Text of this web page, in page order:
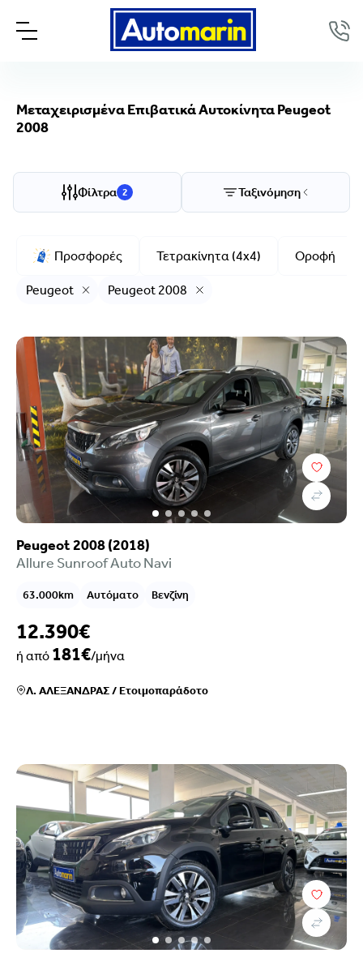
Μεταχειρισμένα Επιβατικά Αυτοκίνητα Peugeot
2008
Φίλτρα 2 Ταξινόμηση
Προσφορές Τετρακίνητα (4x4) Οροφή
Peugeot Peugeot 2008
Peugeot 2008 (2018)
Allure Sunroof Auto Navi
63.000km Αυτόματο Βενζίνη
12.390€
ή από 181€/μήνα
Λ. ΑΛΕΞΑΝΔΡΑΣ/Ετοιμοπαράδοτο
Επιλογές προβολής
Μάρκα
Peugeot
Μοντέλο
2008
Τιμή
Επιλογές χρηματοδότησης
Χρονολογία
Καύσιμο
Σασμάν
Χιλιόμετρα
Χρώμα
Κυβικά
Μετάδοση
Εξοπλισμός
Euroclass
Ρύποι
Κατάστημα